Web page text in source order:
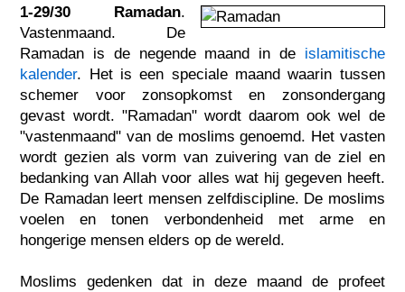
1-29/30 Ramadan.
Vastenmaand. De
Ramadan is de negende maand in de islamitische
kalender. Het is een speciale maand waarin tussen
schemer voor zonsopkomst en zonsondergang
gevast wordt. "Ramadan" wordt daarom ook wel de
"vastenmaand" van de moslims genoemd. Het vasten
wordt gezien als vorm van zuivering van de ziel en
bedanking van Allah voor alles wat hij gegeven heeft.
De Ramadan leert mensen zelfdiscipline. De moslims
voelen en tonen verbondenheid met arme en
hongerige mensen elders op de wereld.
Moslims gedenken dat in deze maand de profeet